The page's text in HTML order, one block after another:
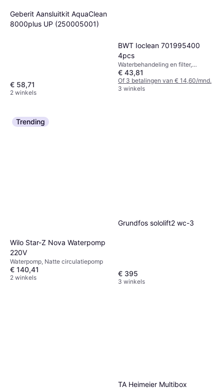
Geberit Aansluitkit AquaClean
8000plus UP (250005001)
€ 58,71
2 winkels
BWT Ioclean 701995400
4pcs
Waterbehandeling en filter,
Zouttablet
€ 43,81
Of 3 betalingen van € 14,60/mnd.
3 winkels
Trending
Wilo Star-Z Nova Waterpomp
220V
Waterpomp, Natte circulatiepomp
€ 140,41
2 winkels
Grundfos sololift2 wc-3
€ 395
3 winkels
TA Heimeier Multibox